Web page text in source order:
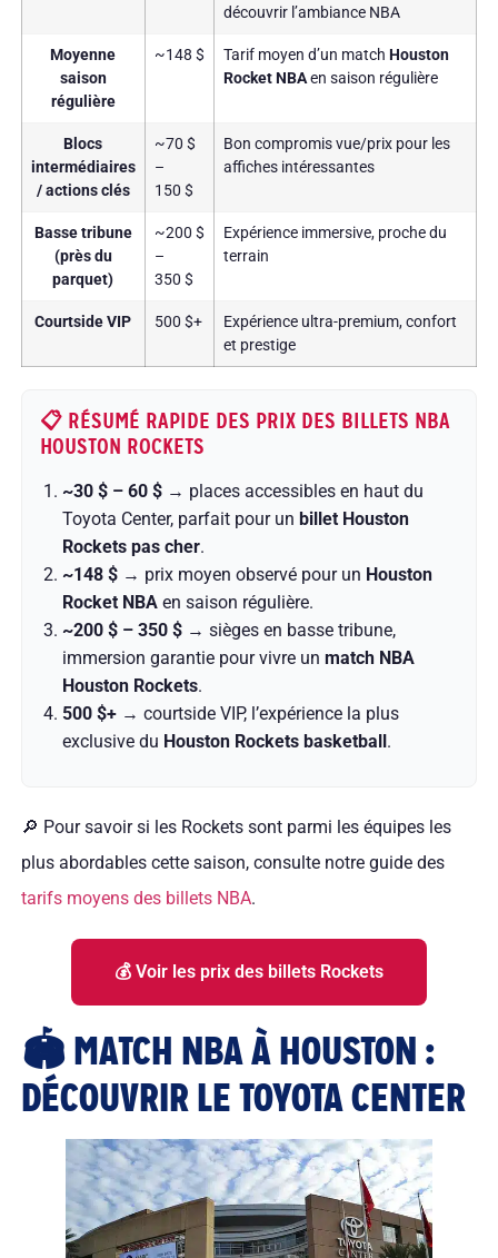
découvrir l’ambiance NBA
Moyenne
saison
régulière
~148 $ Tarif moyen d’un match Houston
Rocket NBAen saison régulière
Blocs
intermédiaires
/ actions clés
~70 $
–
150 $
Bon compromis vue/prix pour les
affiches intéressantes
Basse tribune
(près du
parquet)
~200 $
–
350 $
Expérience immersive, proche du
terrain
Courtside VIP 500 $+
Expérience ultra-premium, confort
et prestige
📋 RÉSUMÉ RAPIDE DES PRIX DES BILLETS NBA
HOUSTON ROCKETS
~30 $ – 60 $→ places accessibles en haut du
Toyota Center, parfait pour un billet Houston
Rockets pas cher.
~148 $→ prix moyen observé pour un Houston
Rocket NBAen saison régulière.
~200 $ – 350 $→ sièges en basse tribune,
immersion garantie pour vivre un match NBA
Houston Rockets.
500 $+→ courtside VIP, l’expérience la plus
exclusive du Houston Rockets basketball.
🔎 Pour savoir si les Rockets sont parmi les équipes les
plus abordables cette saison, consulte notre guide des
tarifs moyens des billets NBA.
💰 Voir les prix des billets Rockets
🏟 MATCH NBA À HOUSTON :
DÉCOUVRIR LE TOYOTA CENTER